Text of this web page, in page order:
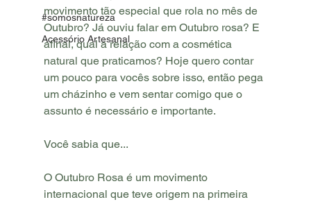
#somosnatureza
Acessório Artesanal
movimento tão especial que rola no mês de
Outubro? Já ouviu falar em Outubro rosa? E
afinal, qual a relação com a cosmética
natural que praticamos? Hoje quero contar
um pouco para vocês sobre isso, então pega
um cházinho e vem sentar comigo que o
assunto é necessário e importante.
Você sabia que...
O Outubro Rosa é um movimento
internacional que teve origem na primeira